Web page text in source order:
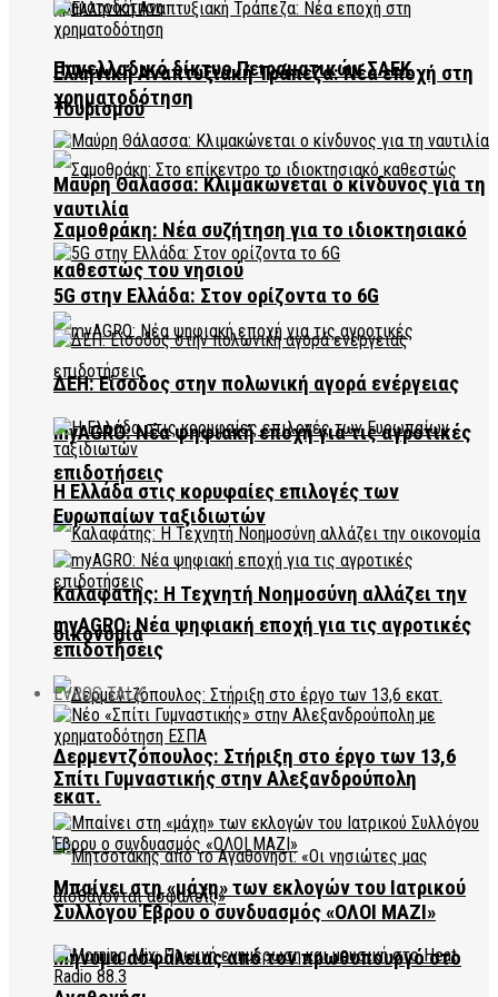
Πανελλαδικό δίκτυο Πειραματικών ΣΑΕΚ
Τουρισμού
Σαμοθράκη: Νέα συζήτηση για το ιδιοκτησιακό
καθεστώς του νησιού
myAGRO: Νέα ψηφιακή εποχή για τις αγροτικές
επιδοτήσεις
Καλαφάτης: Η Τεχνητή Νοημοσύνη αλλάζει την
οικονομία
Δερμεντζόπουλος: Στήριξη στο έργο των 13,6
εκατ.
Μήνυμα ασφάλειας από τον πρωθυπουργό στο
Ελληνική Αναπτυξιακή Τράπεζα: Νέα εποχή στη
χρηματοδότηση
Μαύρη Θάλασσα: Κλιμακώνεται ο κίνδυνος για τη
ναυτιλία
5G στην Ελλάδα: Στον ορίζοντα το 6G
ΔΕΗ: Είσοδος στην πολωνική αγορά ενέργειας
Η Ελλάδα στις κορυφαίες επιλογές των
Ευρωπαίων ταξιδιωτών
myAGRO: Νέα ψηφιακή εποχή για τις αγροτικές
επιδοτήσεις
EVROS TALK
Σπίτι Γυμναστικής στην Αλεξανδρούπολη
Μπαίνει στη «μάχη» των εκλογών του Ιατρικού
Συλλόγου Έβρου ο συνδυασμός «ΟΛΟΙ ΜΑΖΙ»